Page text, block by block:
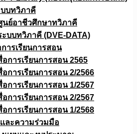
บบทวิภาคี
นย์อาชีวศึกษาทวิภาคี
ะบบทวิภาคี (DVE-DATA)
ารเรียนการสอน
อการเรียนการสอน 2565
อการเรียนการสอน 2/2566
อการเรียนการสอน 1/2567
อการเรียนการสอน 2/2567
อการเรียนการสอน 1/2568
เละความร่วมมือ